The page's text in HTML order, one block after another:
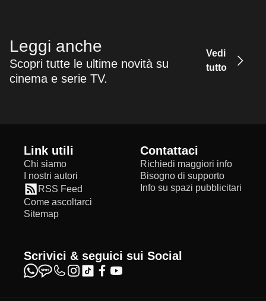
Leggi anche
Scopri tutte le ultime novità su
cinema e serie TV.
Vedi
tutto
Link utili
Chi siamo
I nostri autori
RSS Feed
Come ascoltarci
Sitemap
Contattaci
Richiedi maggiori info
Bisogno di supporto
Info su spazi pubblicitari
Scrivici & seguici sui Social